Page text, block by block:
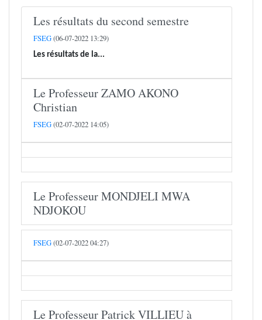
Les résultats du second semestre
FSEG(06-07-2022 13:29)
Les résultats de la...
Le Professeur ZAMO AKONO
Christian
FSEG(02-07-2022 14:05)
Le Professeur MONDJELI MWA
NDJOKOU
FSEG(02-07-2022 04:27)
Le Professeur Patrick VILLIEU à